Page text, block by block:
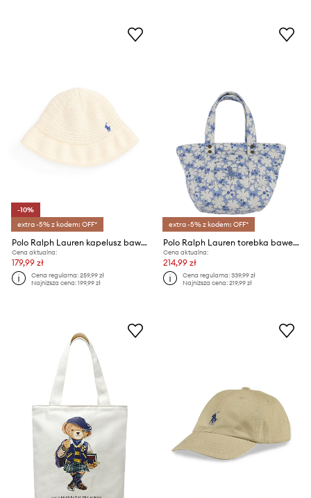
-10%
extra -5% z kodem: OFF*
Polo Ralph Lauren kapelusz bawełniany dziecięcy
Cena aktualna:
179,99 zł
Cena regularna:259,99 zł
Najniższa cena:199,99 zł
extra -5% z kodem: OFF*
Polo Ralph Lauren torebka bawełniana dziecięca
Cena aktualna:
214,99 zł
Cena regularna:339,99 zł
Najniższa cena:219,99 zł